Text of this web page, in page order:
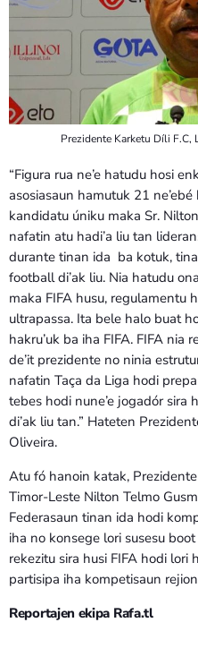
Prezidente Karketu Díli F.C,
“Figura rua ne’e hatudu hosi
asosiasaun hamutuk 21
kandidatu úniku maka Sr.
nafatin atu hadi’a liu tan
durante tinan ida ba kotuk,
football di’ak liu. Nia hatudu
maka FIFA husu, regulamentu
ultrapassa. Ita bele halo buat
hakru’uk ba iha FIFA. FIFA
de’it prezidente no ninia
nafatin Taça da Liga hodi
tebes hodi nune’e jogadór sira
di’ak liu tan.” Hateten
Oliveira.
Atu fó hanoin katak,
Timor-Leste Nilton Telmo
Federasaun tinan ida hodi
iha no konsege lori susesu
rekezitu sira husi FIFA hodi lori
partisipa iha kompetisaun
Reportajen ekipa Rafa.tl